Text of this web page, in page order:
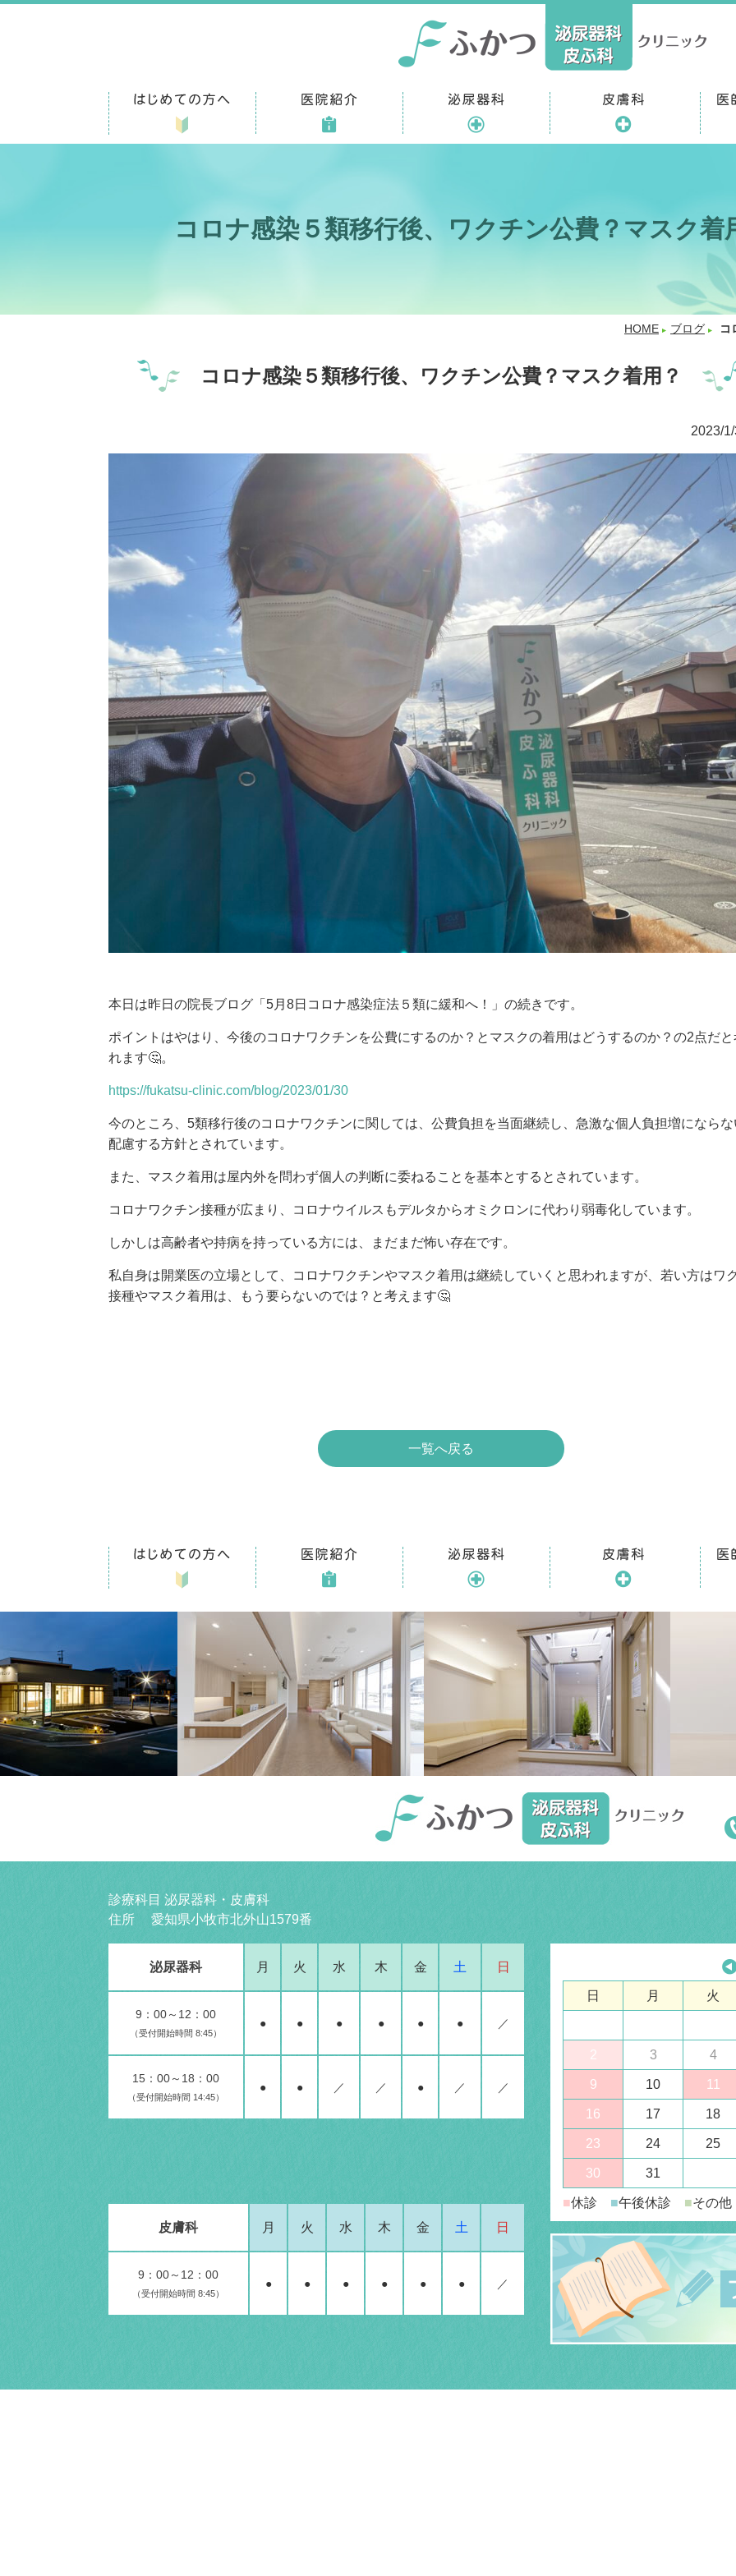
コロナ感染５類移行後、ワクチン公費？マスク着
HOME ブログ コ
コロナ感染５類移行後、ワクチン公費？マスク着用？
2023/
本日は昨日の院長ブログ「5月8日コロナ感染症法５類に緩和へ！」の続きです。
ポイントはやはり、今後のコロナワクチンを公費にするのか？とマスクの着用はどうするのか？の2点だ
れます🤔。
https://fukatsu-clinic.com/blog/2023/01/30
今のところ、5類移行後のコロナワクチンに関しては、公費負担を当面継続し、急激な個人負担増になら
配慮する方針とされています。
また、マスク着用は屋内外を問わず個人の判断に委ねることを基本とするとされています。
コロナワクチン接種が広まり、コロナウイルスもデルタからオミクロンに代わり弱毒化しています。
しかしは高齢者や持病を持っている方には、まだまだ怖い存在です。
私自身は開業医の立場として、コロナワクチンやマスク着用は継続していくと思われますが、若い方はワ
接種やマスク着用は、もう要らないのでは？と考えます🤔
一覧へ戻る
診療科目 泌尿器科・皮膚科
住所 愛知県小牧市北外山1579番
泌尿器科 月 火 水 木 金 土 日
9：00～12：00
（受付開始時間 8:45）
● ● ● ● ● ● ／
15：00～18：00
（受付開始時間 14:45）
● ● ／ ／ ● ／ ／
皮膚科 月 火 水 木 金 土 日
9：00～12：00
（受付開始時間 8:45）
● ● ● ● ● ● ／
日 月 火
2 3 4
9 10 11
16 17 18
23 24 25
30 31
■休診 ■午後休診 ■その他